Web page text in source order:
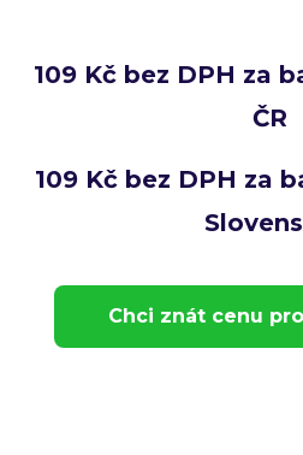
109 Kč bez DPH za
ČR
109 Kč bez DPH za
Chci znát cenu